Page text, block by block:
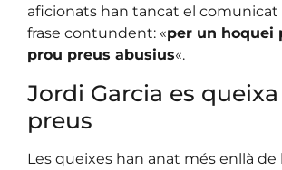
aficionats han tancat el comunicat
frase contundent: «per un hoquei
prou preus abusius«.
Jordi Garcia es
preus
Les queixes han anat més enllà de